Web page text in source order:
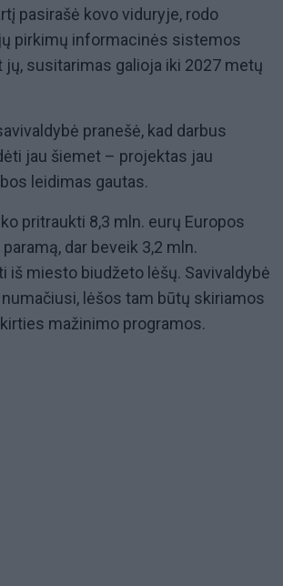
pasirašė kovo viduryje, rodo
pirkimų informacinės sistemos
jų, susitarimas galioja iki 2027 metų
pranešė, kad darbus
jau šiemet – projektas jau
leidimas gautas.
pritraukti 8,3 mln. eurų Europos
dar beveik 3,2 mln.
iš miesto biudžeto lėšų. Savivaldybė
lėšos tam būtų skiriamos
mažinimo programos.